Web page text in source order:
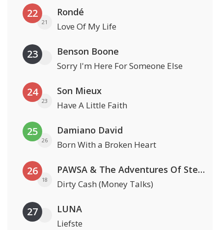
22
21
Rondé
Love Of My Life
23 Benson Boone
Sorry I'm Here For Someone Else
24
23
Son Mieux
Have A Little Faith
25
26
Damiano David
Born With a Broken Heart
26
18
PAWSA & The Adventures Of Stevie V
Dirty Cash (Money Talks)
27 LUNA
Liefste